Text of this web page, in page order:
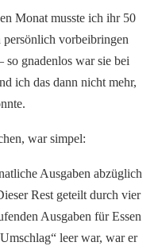
Monat musste ich ihr 50
vorbeibringen
so gnadenlos war sie bei
ich das dann nicht mehr,
war simpel:
Ausgaben abzüglich
Rest geteilt durch vier
Ausgaben für Essen
leer war, war er